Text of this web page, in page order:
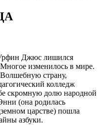
Джюс лишился
изменилось в мире.
страну,
колледж
скромную долю народной
(она родилась
царстве) пошла
азбуки.